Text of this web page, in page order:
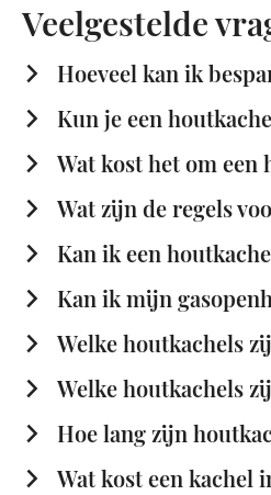
Veelgestelde
Hoeveel kan ik
Kun je een
Wat kost het om
Wat zijn de regels
Kan ik een
Kan ik mijn
Welke houtkachels
Welke houtkachels
Hoe lang zijn
Wat kost een kachel